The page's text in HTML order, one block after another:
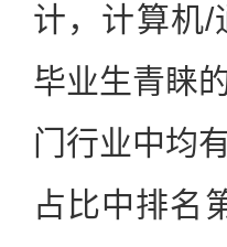
计，计算机/
毕业生青睐
门行业中均
占比中排名